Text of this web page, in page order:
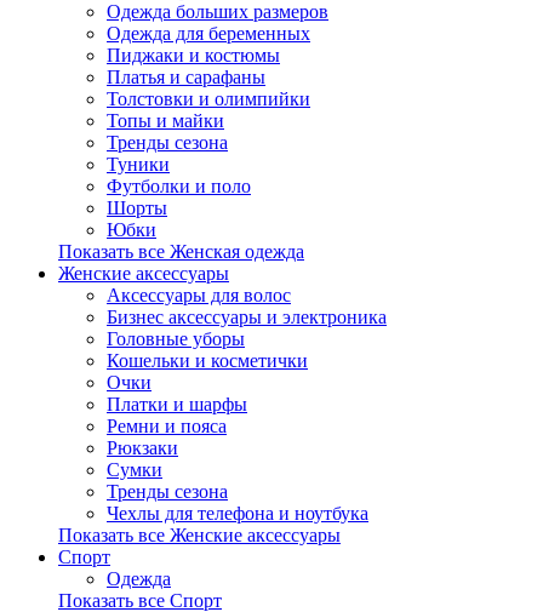
Одежда больших размеров
Одежда для беременных
Пиджаки и костюмы
Платья и сарафаны
Толстовки и олимпийки
Топы и майки
Тренды сезона
Туники
Футболки и поло
Шорты
Юбки
Показать все Женская одежда
Женские аксессуары
Аксессуары для волос
Бизнес аксессуары и электроника
Головные уборы
Кошельки и косметички
Очки
Платки и шарфы
Ремни и пояса
Рюкзаки
Сумки
Тренды сезона
Чехлы для телефона и ноутбука
Показать все Женские аксессуары
Спорт
Одежда
Показать все Спорт